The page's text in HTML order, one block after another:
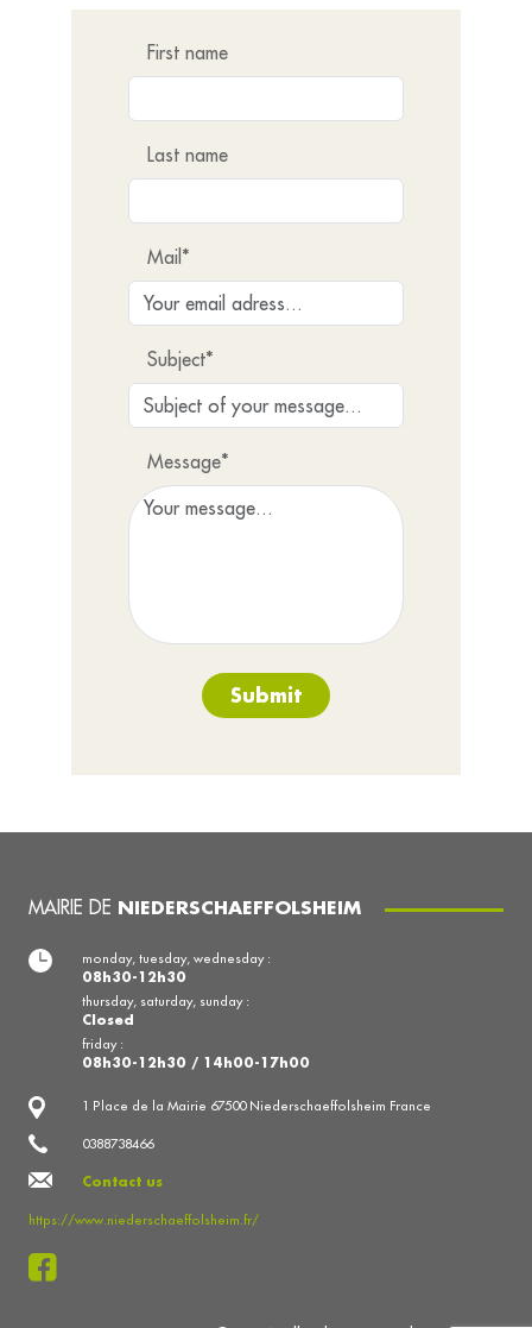
First name
Last name
Mail*
Subject*
Message*
Submit
MAIRIE DE NIEDERSCHAEFFOLSHEIM
1 Place de la Mairie 67500 Niederschaeffolsheim France
0388738466
Contact us
https://www.niederschaeffolsheim.fr/
monday, tuesday, wednesday :
08h30-12h30
thursday, saturday, sunday :
Closed
friday :
08h30-12h30 / 14h00-17h00